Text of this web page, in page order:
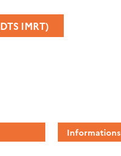
IMRT)
Informations